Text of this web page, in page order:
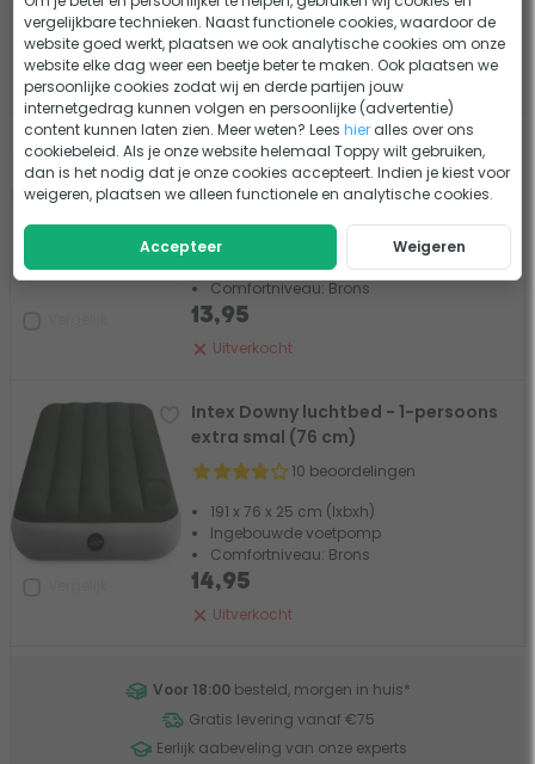
Vergelijk
Comfortniveau: Brons
Uitverkocht
13,95
Intex Deluxe Laag luchtbed - 1-
persoons (99 cm)
1 beoordeling
191 x 99 x 25 cm (lxbxh)
Zonder pomp
Comfortniveau: Brons
Uitverkocht
13,95
Intex Downy luchtbed - 1-persoons
extra smal (76 cm)
10 beoordelingen
191 x 76 x 25 cm (lxbxh)
Ingebouwde voetpomp
Comfortniveau: Brons
Uitverkocht
14,95
Voor 18:00 besteld, morgen in huis*
Gratis levering vanaf €75
Eerlijk aabeveling van onze experts
vergelijkbare technieken. Naast functionele cookies, waardoor de
website goed werkt, plaatsen we ook analytische cookies om onze
website elke dag weer een beetje beter te maken. Ook plaatsen we
persoonlijke cookies zodat wij en derde partijen jouw
internetgedrag kunnen volgen en persoonlijke (advertentie)
content kunnen laten zien. Meer weten? Leeshier alles over ons
cookiebeleid. Als je onze website helemaal Toppy wilt gebruiken,
dan is het nodig dat je onze cookies accepteert. Indien je kiest voor
weigeren, plaatsen we alleen functionele en analytische cookies.
Accepteer Weigeren